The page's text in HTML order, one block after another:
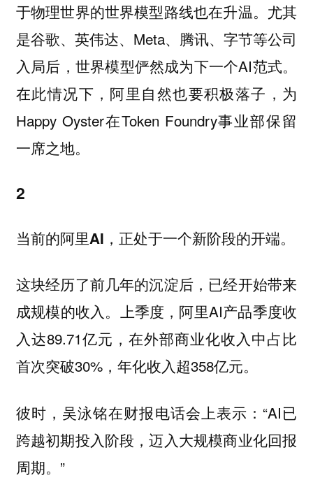
于物理世界的世界模型路线也在升温。尤其
是谷歌、英伟达、Meta、腾讯、字节等公司
入局后，世界模型俨然成为下一个AI范式。
在此情况下，阿里自然也要积极落子，为
Happy Oyster在Token Foundry事业部保留
一席之地。
2
当前的阿里AI，正处于一个新阶段的开端。
这块经历了前几年的沉淀后，已经开始带来
成规模的收入。上季度，阿里AI产品季度收
入达89.71亿元，在外部商业化收入中占比
首次突破30%，年化收入超358亿元。
彼时，吴泳铭在财报电话会上表示：“AI已
跨越初期投入阶段，迈入大规模商业化回报
周期。”